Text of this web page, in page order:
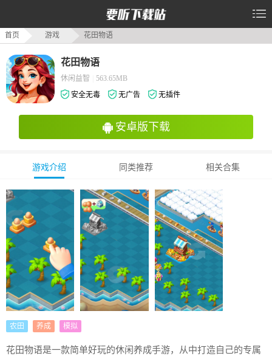
首页 游戏 花田物语
花田物语
休闲益智
563.65MB
安全无毒
无广告 无插件
安卓版下载
游戏介绍 同类推荐 相关合集
农田 养成 模拟
花田物语是一款简单好玩的休闲养成手游，从中打造自己的专属